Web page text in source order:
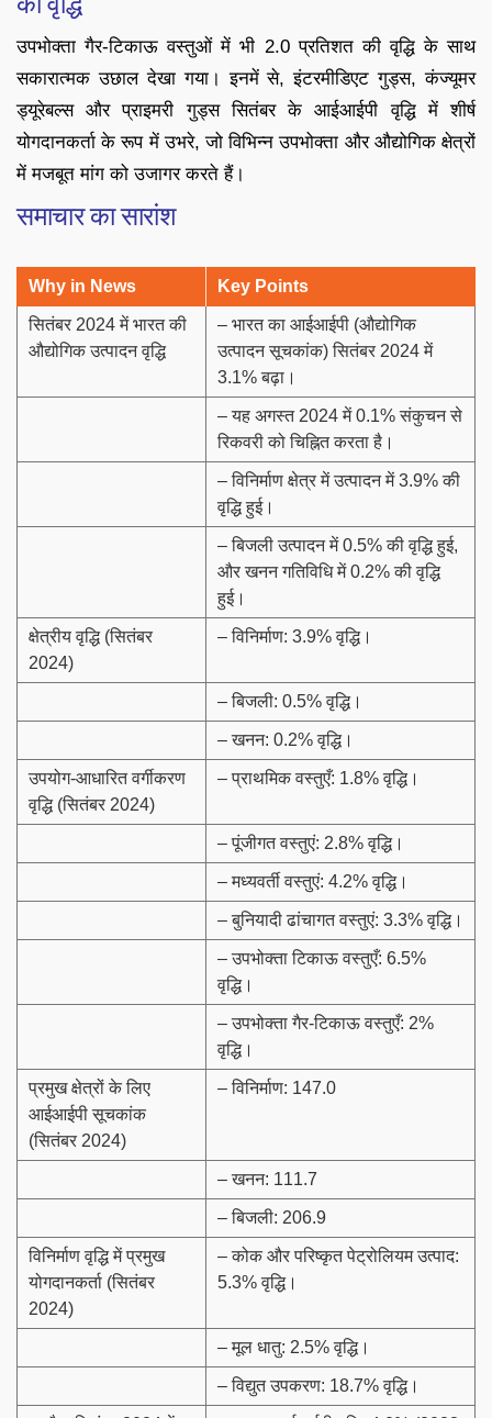
उपभोक्ता गैर-टिकाऊ वस्तुओं में भी 2.0 प्रतिशत की वृद्धि के साथ
सकारात्मक उछाल देखा गया। इनमें से, इंटरमीडिएट गुड्स, कंज्यूमर
ड्यूरेबल्स और प्राइमरी गुड्स सितंबर के आईआईपी वृद्धि में शीर्ष
योगदानकर्ता के रूप में उभरे, जो विभिन्न उपभोक्ता और औद्योगिक क्षेत्रों
में मजबूत मांग को उजागर करते हैं।
समाचार का सारांश
Why in News Key Points
सितंबर 2024 में भारत की
औद्योगिक उत्पादन वृद्धि
– भारत का आईआईपी (औद्योगिक
उत्पादन सूचकांक) सितंबर 2024 में
3.1% बढ़ा।
– यह अगस्त 2024 में 0.1% संकुचन से
रिकवरी को चिह्नित करता है।
– विनिर्माण क्षेत्र में उत्पादन में 3.9% की
वृद्धि हुई।
– बिजली उत्पादन में 0.5% की वृद्धि हुई,
और खनन गतिविधि में 0.2% की वृद्धि
हुई।
क्षेत्रीय वृद्धि (सितंबर
2024)
– विनिर्माण: 3.9% वृद्धि।
– बिजली: 0.5% वृद्धि।
– खनन: 0.2% वृद्धि।
उपयोग-आधारित वर्गीकरण
वृद्धि (सितंबर 2024)
– प्राथमिक वस्तुएँ: 1.8% वृद्धि।
– पूंजीगत वस्तुएं: 2.8% वृद्धि।
– मध्यवर्ती वस्तुएं: 4.2% वृद्धि।
– बुनियादी ढांचागत वस्तुएं: 3.3% वृद्धि।
– उपभोक्ता टिकाऊ वस्तुएँ: 6.5%
वृद्धि।
– उपभोक्ता गैर-टिकाऊ वस्तुएँ: 2%
वृद्धि।
प्रमुख क्षेत्रों के लिए
आईआईपी सूचकांक
(सितंबर 2024)
– विनिर्माण: 147.0
– खनन: 111.7
– बिजली: 206.9
विनिर्माण वृद्धि में प्रमुख
योगदानकर्ता (सितंबर
2024)
– कोक और परिष्कृत पेट्रोलियम उत्पाद:
5.3% वृद्धि।
– मूल धातु: 2.5% वृद्धि।
– विद्युत उपकरण: 18.7% वृद्धि।